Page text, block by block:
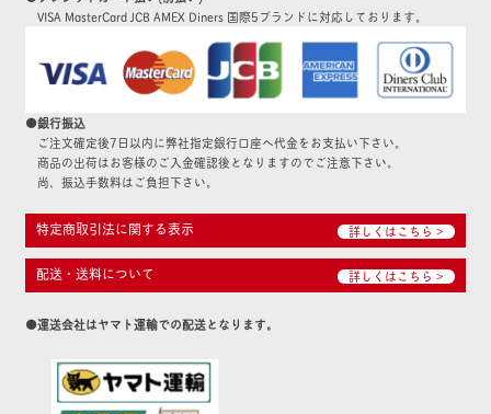
VISA MasterCard JCB AMEX Diners 国際5ブランドに対応しております。
●銀行振込
ご注文確定後7日以内に弊社指定銀行口座へ代金をお支払い下さい。
商品の出荷はお客様のご入金確認後となりますのでご注意下さい。
尚、振込手数料はご負担下さい。
特定商取引法に関する表示 詳しくはこちら >
配送・送料について 詳しくはこちら >
●運送会社はヤマト運輸での配送となります。